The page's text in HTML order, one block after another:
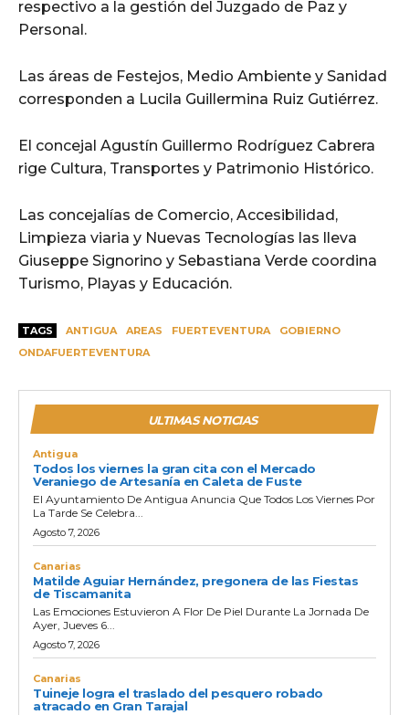
respectivo a la gestión del Juzgado de Paz y
Personal.
Las áreas de Festejos, Medio Ambiente y Sanidad
corresponden a Lucila Guillermina Ruiz Gutiérrez.
El concejal Agustín Guillermo Rodríguez Cabrera
rige Cultura, Transportes y Patrimonio Histórico.
Las concejalías de Comercio, Accesibilidad,
Limpieza viaria y Nuevas Tecnologías las lleva
Giuseppe Signorino y Sebastiana Verde coordina
Turismo, Playas y Educación.
TAGS ANTIGUA AREAS FUERTEVENTURA
GOBIERNO
ONDAFUERTEVENTURA
ULTIMAS NOTICIAS
Antigua
Todos los viernes la gran cita con el Mercado
Veraniego de Artesanía en Caleta de Fuste
El Ayuntamiento De Antigua Anuncia Que Todos Los Viernes Por
La Tarde Se Celebra...
Agosto 7, 2026
Canarias
Matilde Aguiar Hernández, pregonera de las Fiestas
de Tiscamanita
Las Emociones Estuvieron A Flor De Piel Durante La Jornada De
Ayer, Jueves 6...
Agosto 7, 2026
Canarias
Tuineje logra el traslado del pesquero robado
atracado en Gran Tarajal